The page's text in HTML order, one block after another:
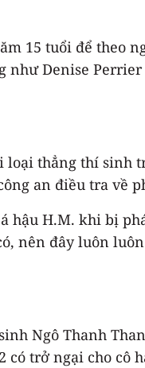
15 tuổi để theo
Denise Perrier
thẳng thí
an điều tra về
hậu H.M. khi bị
nên đây luôn
Ngô Thanh
trở ngại cho